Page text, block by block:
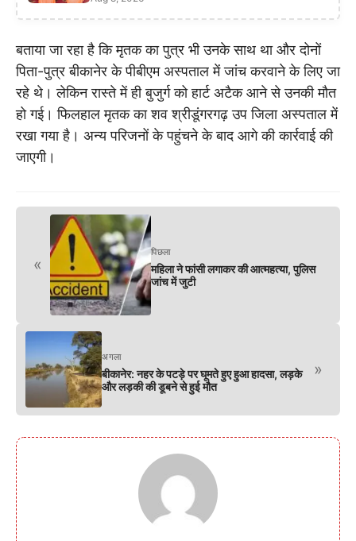
बताया जा रहा है कि मृतक का पुत्र भी उनके साथ था और दोनों
पिता-पुत्र बीकानेर के पीबीएम अस्पताल में जांच करवाने के लिए जा
रहे थे। लेकिन रास्ते में ही बुजुर्ग को हार्ट अटैक आने से उनकी मौत
हो गई। फिलहाल मृतक का शव श्रीडूंगरगढ़ उप जिला अस्पताल में
रखा गया है। अन्य परिजनों के पहुंचने के बाद आगे की कार्रवाई की
जाएगी।
«
पिछला
महिला ने फांसी लगाकर की आत्महत्या, पुलिस
जांच में जुटी
अगला
बीकानेर: नहर के पटड़े पर घूमते हुए हुआ हादसा, लड़के
और लड़की की डूबने से हुई मौत
»